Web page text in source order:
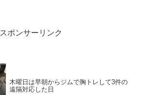
スポンサーリンク
木曜日は早朝からジムで胸トレして3件の
遠隔対応した日